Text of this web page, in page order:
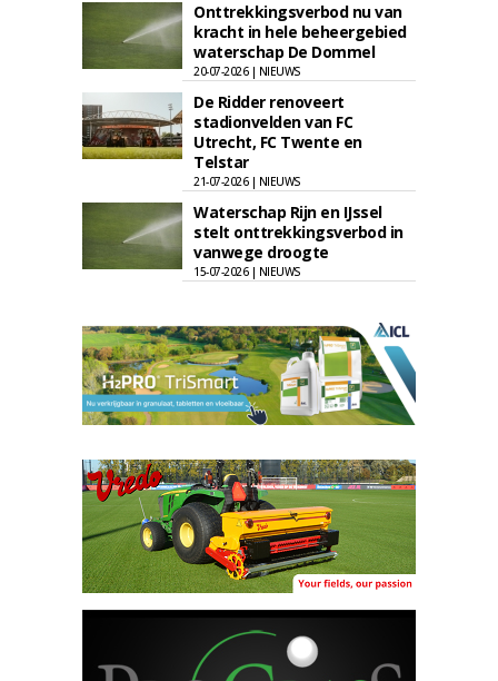
Onttrekkingsverbod nu van
kracht in hele beheergebied
waterschap De Dommel
20-07-2026 | NIEUWS
De Ridder renoveert
stadionvelden van FC
Utrecht, FC Twente en
Telstar
21-07-2026 | NIEUWS
Waterschap Rijn en IJssel
stelt onttrekkingsverbod in
vanwege droogte
15-07-2026 | NIEUWS